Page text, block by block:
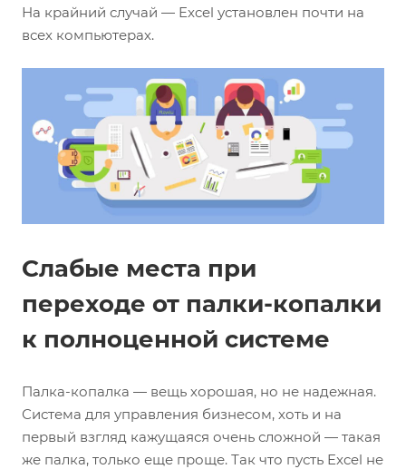
На крайний случай — Excel установлен почти на
всех компьютерах.
Слабые места при
переходе от палки-копалки
к полноценной системе
Палка-копалка — вещь хорошая, но не надежная.
Система для управления бизнесом, хоть и на
первый взгляд кажущаяся очень сложной — такая
же палка, только еще проще. Так что пусть Excel не